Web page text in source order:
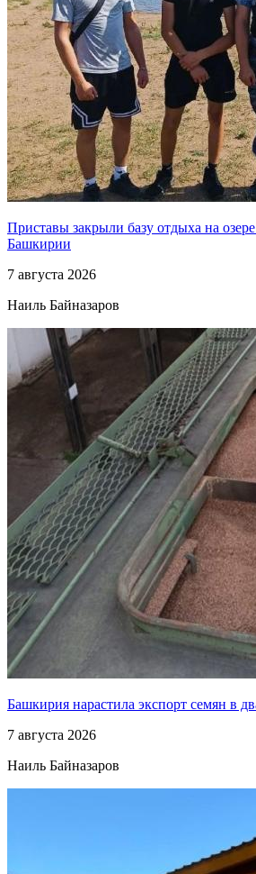
Приставы закрыли базу отдыха на
Башкирии
7 августа 2026
Наиль Байназаров
Башкирия нарастила экспорт семян в
7 августа 2026
Наиль Байназаров